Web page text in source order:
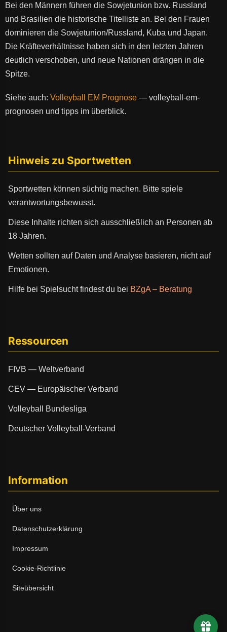
Bei den Männern führen die Sowjetunion bzw. Russland
und Brasilien die historische Titelliste an. Bei den Frauen
dominieren die Sowjetunion/Russland, Kuba und Japan.
Die Kräfteverhältnisse haben sich in den letzten Jahren
deutlich verschoben, und neue Nationen drängen in die
Spitze.
Siehe auch: Volleyball EM Prognose — volleyball-em-
prognosen und tipps im überblick.
Hinweis zu Sportwetten
Sportwetten können süchtig machen. Bitte spiele
verantwortungsbewusst.
Diese Inhalte richten sich ausschließlich an Personen ab
18 Jahren.
Wetten sollten auf Daten und Analyse basieren, nicht auf
Emotionen.
Hilfe bei Spielsucht findest du bei BZgA – Beratung
Ressourcen
FIVB — Weltverband
CEV — Europäischer Verband
Volleyball Bundesliga
Deutscher Volleyball-Verband
Information
Über uns
Datenschutzerklärung
Impressum
Cookie-Richtlinie
Siteübersicht